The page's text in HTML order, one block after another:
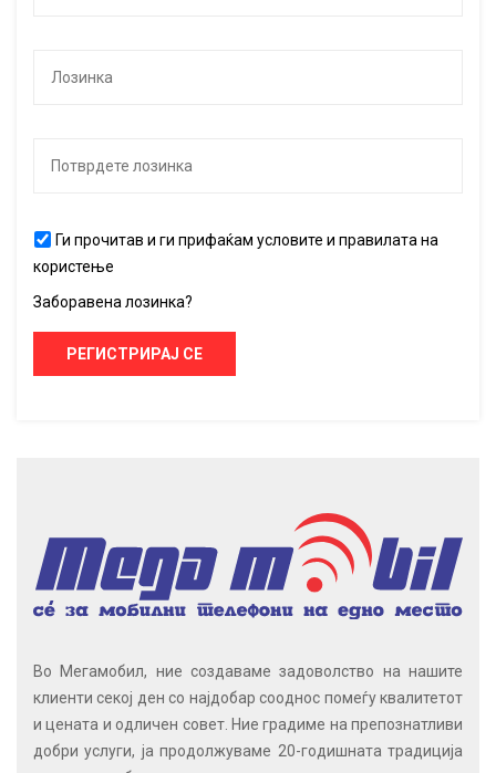
Ги прочитав и ги прифаќам условите и правилата на
користење
Заборавена лозинка?
РЕГИСТРИРАЈ СЕ
Во Мегамобил, ние создаваме задоволство на нашите
клиенти секој ден со најдобар сооднос помеѓу квалитетот
и цената и одличен совет. Ние градиме на препознатливи
добри услуги, ја продолжуваме 20-годишната традиција